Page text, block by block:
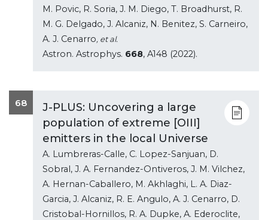
M. Povic, R. Soria, J. M. Diego, T. Broadhurst, R.
M. G. Delgado, J. Alcaniz, N. Benitez, S. Carneiro,
A. J. Cenarro, et al.
Astron. Astrophys. 668, A148 (2022).
68
J-PLUS: Uncovering a large
population of extreme [OIII]
emitters in the local Universe
A. Lumbreras-Calle, C. Lopez-Sanjuan, D.
Sobral, J. A. Fernandez-Ontiveros, J. M. Vilchez,
A. Hernan-Caballero, M. Akhlaghi, L. A. Diaz-
Garcia, J. Alcaniz, R. E. Angulo, A. J. Cenarro, D.
Cristobal-Hornillos, R. A. Dupke, A. Ederoclite,